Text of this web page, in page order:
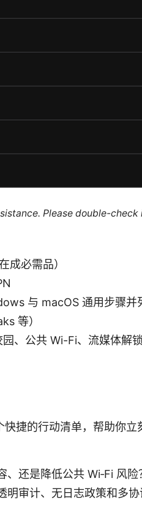
Please double-
成必需品）
与 macOS 通用步骤并
等）
、公共 Wi-Fi、流媒体解锁
捷的行动清单，帮助你立
还是降低公共 Wi‑Fi 风险
明审计、无日志政策和多